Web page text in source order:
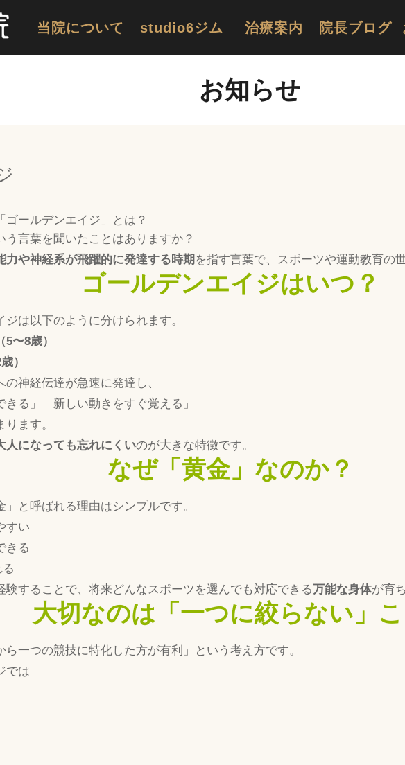
当院について studio6ジム 治療案内 院長ブログ
お知らせ
ールデンエイジ」とは？
う言葉を聞いたことはありますか？
力や神経系が飛躍的に発達する時期 を指す言葉で、スポーツや運動教育の
ゴールデンエイジはいつ？
は以下のように分けられます。
〜8歳）
）
神経伝達が急速に発達し、
きる」「新しい動きをすぐ覚える」
ます。
人になっても忘れにくいのが大きな特徴です。
なぜ「黄金」なのか？
と呼ばれる理由はシンプルです。
すい
きる
験することで、将来どんなスポーツを選んでも対応できる万能な身体が育
大切なのは「一つに絞らない」こ
一つの競技に特化した方が有利」という考え方です。
では